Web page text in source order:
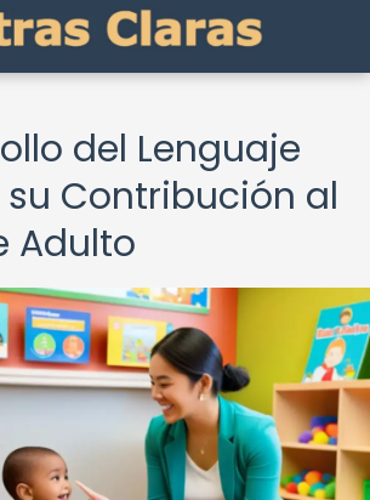
del Lenguaje
Contribución al
Adulto